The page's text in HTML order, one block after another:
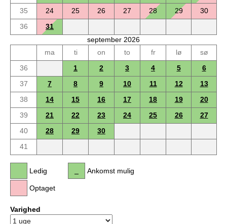
35
24 25 26 27 28 29
30
36
31
september 2026
ma
ti on to fr lø
sø
36
1 2 3 4 5
6
37
7 8 9 10 11 12
13
38
14 15 16 17 18 19
20
39
21 22 23 24 25 26
27
40
28 29
30
41
Ledig
Optaget
Ankomst mulig
Varighed